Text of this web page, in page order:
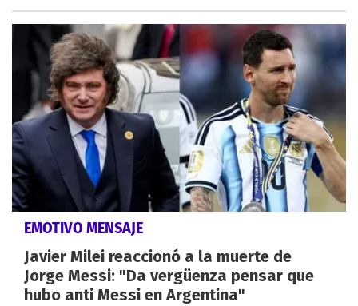
EMOTIVO MENSAJE
Javier Milei reaccionó a la muerte de
Jorge Messi: "Da vergüenza pensar que
hubo anti Messi en Argentina"